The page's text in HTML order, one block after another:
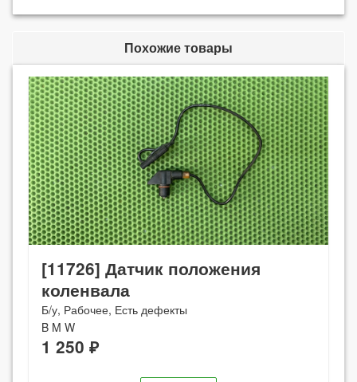
Похожие товары
[11726] Датчик положения
коленвала
Б/у, Рабочее, Есть дефекты
B M W
1 250 ₽